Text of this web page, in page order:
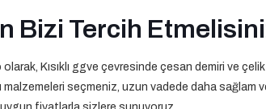
Bizi Tercih
Kısıklı ggve çevresinde çesan demiri ve
seçmeniz, uzun vadede daha sağlam